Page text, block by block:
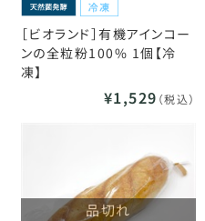
［ビオランド］有機アインコー
ンの全粒粉100% 1個【冷
凍】
¥1,529 （税込）
品切れ